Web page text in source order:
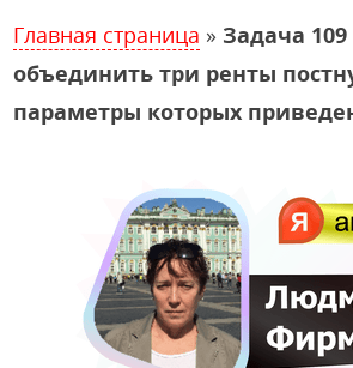
Главная страница » Задача 109
объединить три ренты
параметры которых